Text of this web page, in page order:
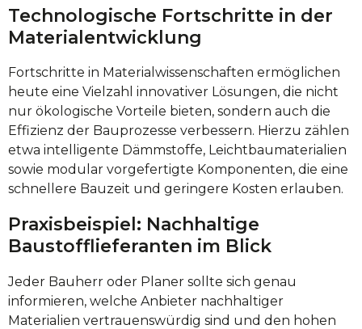
Technologische Fortschritte in der
Materialentwicklung
Fortschritte in Materialwissenschaften ermöglichen
heute eine Vielzahl innovativer Lösungen, die nicht
nur ökologische Vorteile bieten, sondern auch die
Effizienz der Bauprozesse verbessern. Hierzu zählen
etwa intelligente Dämmstoffe, Leichtbaumaterialien
sowie modular vorgefertigte Komponenten, die eine
schnellere Bauzeit und geringere Kosten erlauben.
Praxisbeispiel: Nachhaltige
Baustofflieferanten im Blick
Jeder Bauherr oder Planer sollte sich genau
informieren, welche Anbieter nachhaltiger
Materialien vertrauenswürdig sind und den hohen